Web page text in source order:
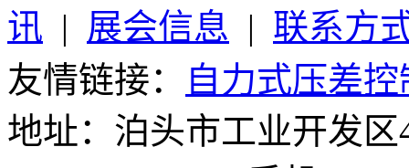
讯 | 展会信息 | 联系方
友情链接：
自力式压差
地址：泊头市工业开发